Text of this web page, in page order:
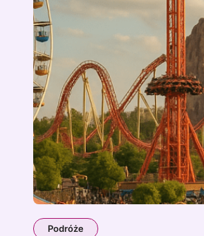
Podróże